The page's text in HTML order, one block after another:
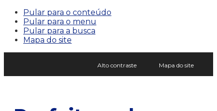
Pular para o conteúdo
Pular para o menu
Pular para a busca
Mapa do site
Alto contraste Mapa do site